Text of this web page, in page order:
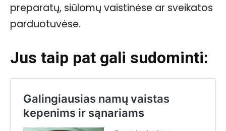
preparatų, siūlomų vaistinėse ar sveikatos
parduotuvėse.
Jus taip pat gali sudominti: